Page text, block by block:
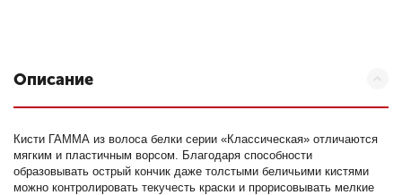
Описание
Кисти ГАММА из волоса белки серии «Классическая» отличаются
мягким и пластичным ворсом. Благодаря способности
образовывать острый кончик даже толстыми беличьими кистями
можно контролировать текучесть краски и прорисовывать мелкие